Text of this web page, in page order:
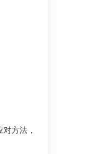
方法，